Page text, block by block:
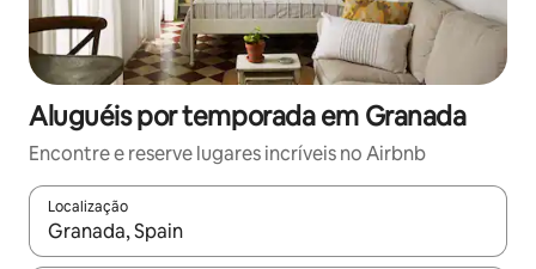
Aluguéis por temporada em Granada
Encontre e reserve lugares incríveis no Airbnb
Localização
Quando os resultados estiverem disponíveis, explore-os